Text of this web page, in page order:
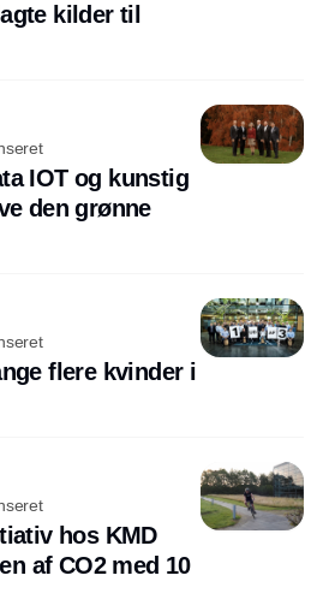
kilder til
IOT og kunstig
den grønne
flere kvinder i
hos KMD
af CO2 med 10